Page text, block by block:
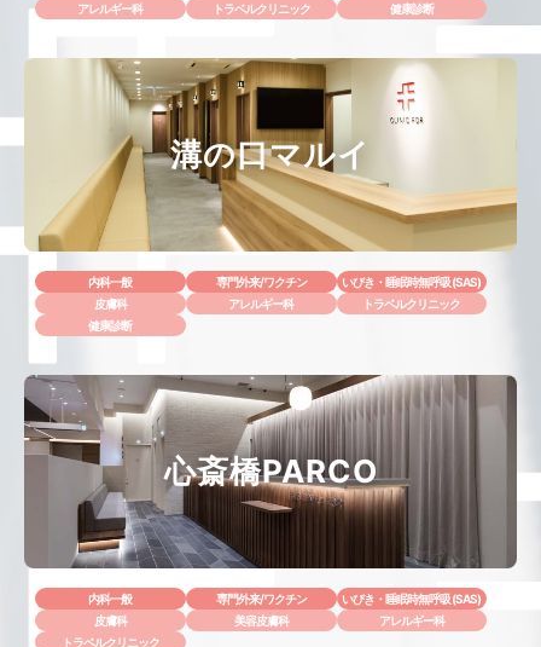
アレルギー科
トラベルクリニック 健康診断
溝の口マルイ
内科一般 専門外来/ワクチン
いびき・睡眠時無呼吸 (SAS)
皮膚科
アレルギー科
トラベルクリニック
健康診断
心斎橋PARCO
内科一般 専門外来/ワクチン
いびき・睡眠時無呼吸 (SAS)
皮膚科
美容皮膚科
アレルギー科
トラベルクリニック